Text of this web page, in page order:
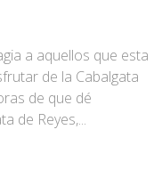
a aquellos que esta
de la Cabalgata
de que dé
de Reyes,...